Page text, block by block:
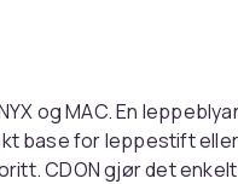
og MAC. En
base for leppestift
CDON gjør det